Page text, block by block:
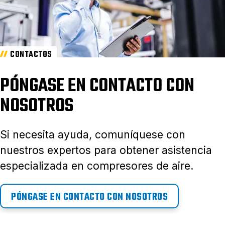
CONTACTOS
PÓNGASE EN CONTACTO CON
NOSOTROS
Si necesita ayuda, comuníquese con
nuestros expertos para obtener asistencia
especializada en compresores de aire.
PÓNGASE EN CONTACTO CON NOSOTROS